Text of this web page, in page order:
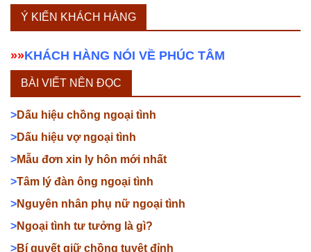
Ý KIẾN KHÁCH HÀNG
»»KHÁCH HÀNG NÓI VỀ PHÚC TÂM
BÀI VIẾT NÊN ĐỌC
>Dấu hiệu chồng ngoại tình
>Dấu hiệu vợ ngoại tình
>Mẫu đơn xin ly hôn mới nhất
>Tâm lý đàn ông ngoại tình
>Nguyên nhân phụ nữ ngoại tình
>Ngoại tình tư tưởng là gì?
>Bí quyết giữ chồng tuyệt đỉnh